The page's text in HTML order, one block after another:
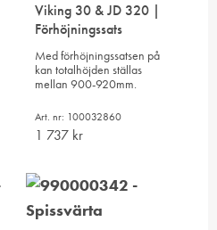
Viking 30 & JD 320 |
Förhöjningssats
Med förhöjningssatsen på
kan totalhöjden ställas
mellan 900-920mm.
Art. nr: 100032860
1 737 kr